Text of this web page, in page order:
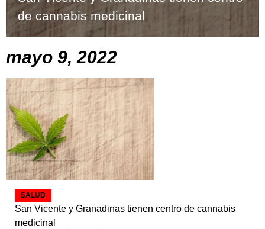
de cannabis medicinal
mayo 9, 2022
SALUD
San Vicente y Granadinas tienen centro de cannabis
medicinal